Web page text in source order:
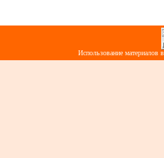
Использование материалов